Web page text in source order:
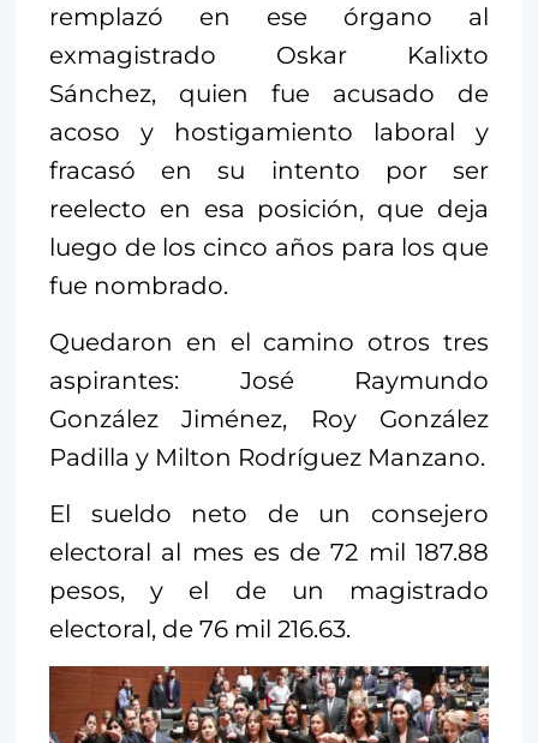
remplazó en ese órgano al
exmagistrado Oskar Kalixto
Sánchez, quien fue acusado de
acoso y hostigamiento laboral y
fracasó en su intento por ser
reelecto en esa posición, que deja
luego de los cinco años para los que
fue nombrado.
Quedaron en el camino otros tres
aspirantes: José Raymundo
González Jiménez, Roy González
Padilla y Milton Rodríguez Manzano.
El sueldo neto de un consejero
electoral al mes es de 72 mil 187.88
pesos, y el de un magistrado
electoral, de 76 mil 216.63.